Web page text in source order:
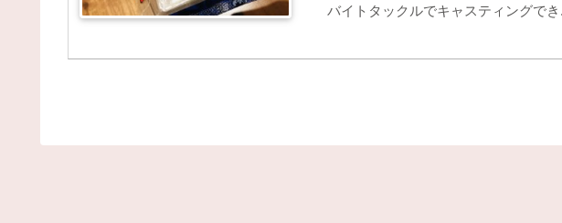
バイトタックルでキャスティングでき